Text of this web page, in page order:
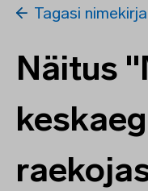
Tagasi
Näitus